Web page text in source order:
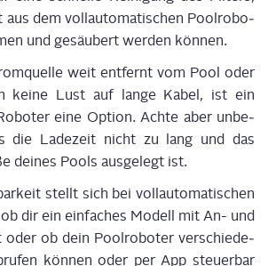
aus dem voll­au­to­ma­ti­schen Pool­ro­bo­
und gesäu­bert wer­den können.
weit ent­fernt vom Pool oder
kei­ne Lust auf lan­ge Kabel, ist ein
eine Opti­on. Ach­te aber unbe­
die Lade­zeit nicht zu lang und das
dei­nes Pools aus­ge­legt ist.
stellt sich bei voll­au­to­ma­ti­schen
dir ein ein­fa­ches Modell mit An- und
oder ob dein Pool­ro­bo­ter ver­schie­de­
kön­nen oder per App steu­er­bar